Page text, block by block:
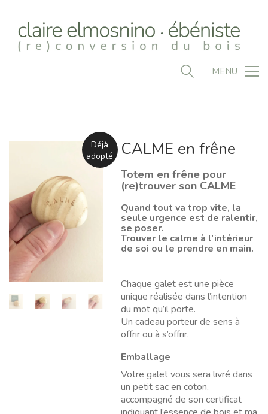
MENU
Déjà
adopté
CALME en frêne
Totem en frêne pour
(re)trouver son CALME
Quand tout va trop vite, la
seule urgence est de ralentir,
se poser.
Trouver le calme à l’intérieur
de soi ou le prendre en main.
Chaque galet est une pièce
unique réalisée dans l’intention
du mot qu’il porte.
Un cadeau porteur de sens à
offrir ou à s’offrir.
Emballage
Votre galet vous sera livré dans
un petit sac en coton,
accompagné de son certificat